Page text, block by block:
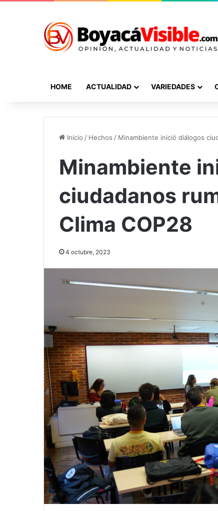
HOME ACTUALIDAD VARIEDADES
Inicio / Hechos / Minambiente inició diálogos
Minambiente
ciudadanos
Clima COP28
4 octubre, 2023